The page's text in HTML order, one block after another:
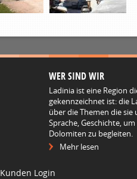
WER SIND WIR
Ladinia ist eine Region
gekennzeichnet ist: die
über die Themen die
Sprache, Geschichte,
Dolomiten zu begleiten.
Mehr lesen
Kunden Login